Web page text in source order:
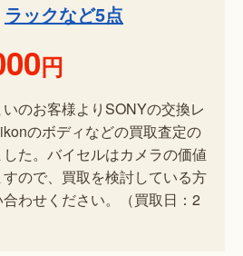
ラックなど5点
円
のお客様よりSONYの交換レ
のボディなどの買取査定の
た。バイセルはカメラの価値
ので、買取を検討している方
わせください。（買取日：2